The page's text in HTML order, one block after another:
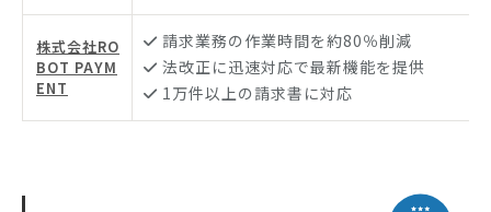
株式会社RO
BOT PAYM
ENT
請求業務の作業時間を約80％削減
法改正に迅速対応で最新機能を提供
1万件以上の請求書に対応